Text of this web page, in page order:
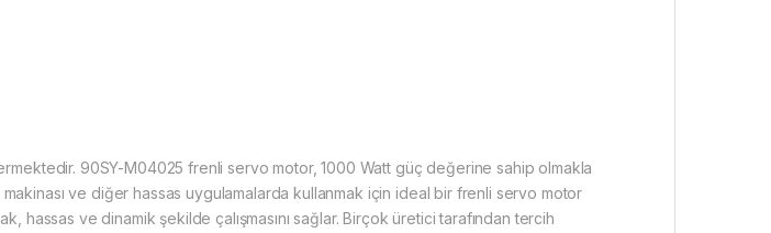
90SY-M04025 frenli servo motor, 1000 Watt güç değerine sahip olmakla
ve diğer hassas uygulamalarda kullanmak için ideal bir frenli servo motor
hassas ve dinamik şekilde çalışmasını sağlar. Birçok üretici tarafından tercih